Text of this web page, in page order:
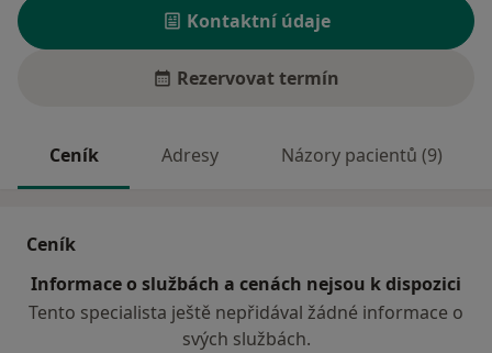
Kontaktní údaje
Rezervovat termín
Ceník Adresy Názory pacientů (9)
Ceník
Informace o službách a cenách nejsou k dispozici
Tento specialista ještě nepřidával žádné informace o
svých službách.